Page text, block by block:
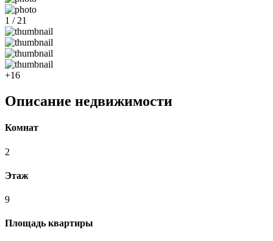
1 / 21
+16
Описание недвижимости
Комнат
2
Этаж
9
Площадь квартиры